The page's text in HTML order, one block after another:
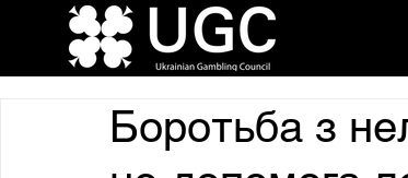
Боротьба з